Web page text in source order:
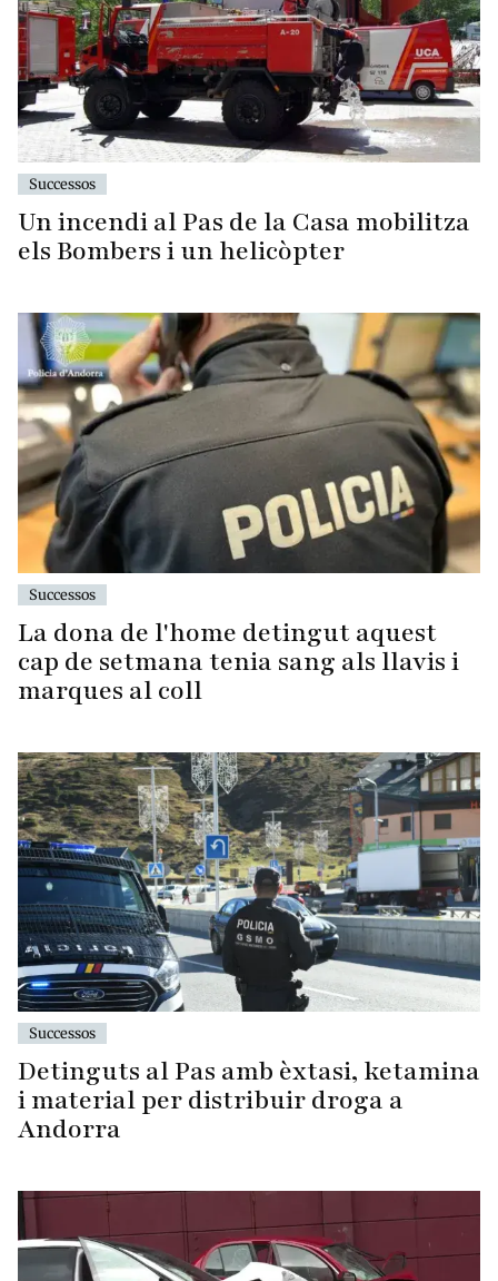
Successos
Un incendi al Pas de la Casa mobilitza
els Bombers i un helicòpter
Successos
La dona de l'home detingut aquest
cap de setmana tenia sang als llavis i
marques al coll
Successos
Detinguts al Pas amb èxtasi, ketamina
i material per distribuir droga a
Andorra